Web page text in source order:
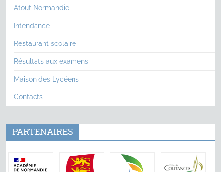
Atout Normandie
Intendance
Restaurant scolaire
Résultats aux examens
Maison des Lycéens
Contacts
PARTENAIRES